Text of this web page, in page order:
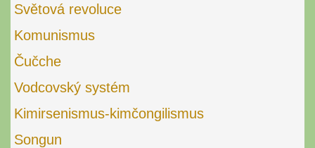
Světová revoluce
Komunismus
Čučche
Vodcovský systém
Kimirsenismus-kimčongilismus
Songun